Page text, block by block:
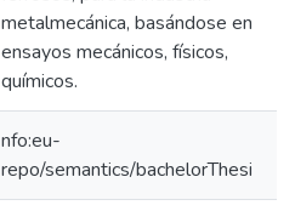
metalmecánica, basándose en
ensayos mecánicos, físicos,
químicos.
nfo:eu-
repo/semantics/bachelorThesi